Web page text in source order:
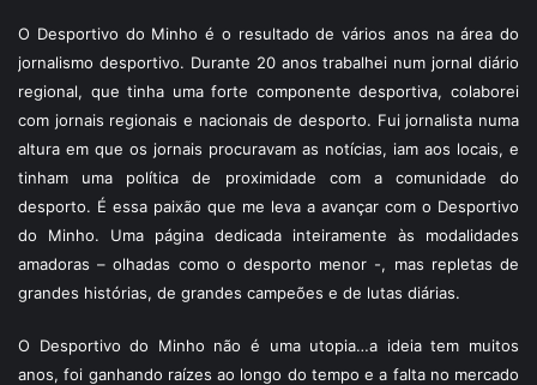
O Desportivo do Minho é o resultado de vários anos na área do
jornalismo desportivo. Durante 20 anos trabalhei num jornal diário
regional, que tinha uma forte componente desportiva, colaborei
com jornais regionais e nacionais de desporto. Fui jornalista numa
altura em que os jornais procuravam as notícias, iam aos locais, e
tinham uma política de proximidade com a comunidade do
desporto. É essa paixão que me leva a avançar com o Desportivo
do Minho. Uma página dedicada inteiramente às modalidades
amadoras – olhadas como o desporto menor -, mas repletas de
grandes histórias, de grandes campeões e de lutas diárias.
O Desportivo do Minho não é uma utopia…a ideia tem muitos
anos, foi ganhando raízes ao longo do tempo e a falta no mercado